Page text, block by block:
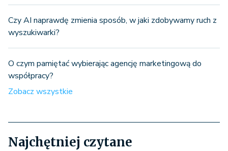
Czy AI naprawdę zmienia sposób, w jaki zdobywamy ruch z
wyszukiwarki?
O czym pamiętać wybierając agencję marketingową do
współpracy?
Zobacz wszystkie
Najchętniej czytane